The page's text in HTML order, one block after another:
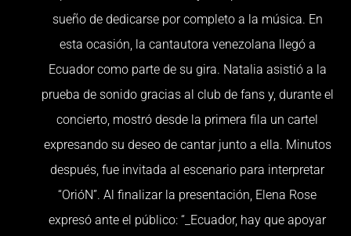
sueño de dedicarse por completo a la música. En
esta ocasión, la cantautora venezolana llegó a
Ecuador como parte de su gira. Natalia asistió a la
prueba de sonido gracias al club de fans y, durante el
concierto, mostró desde la primera fila un cartel
expresando su deseo de cantar junto a ella. Minutos
después, fue invitada al escenario para interpretar
“OrióN”. Al finalizar la presentación, Elena Rose
expresó ante el público: “_Ecuador, hay que apoyar